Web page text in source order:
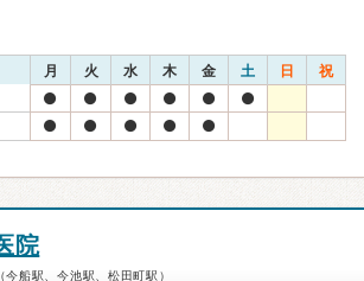
月 火 水 木 金 土 日 祝
院
船駅、今池駅、松田町駅）